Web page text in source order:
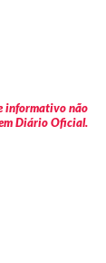
informativo não
Diário Oficial.